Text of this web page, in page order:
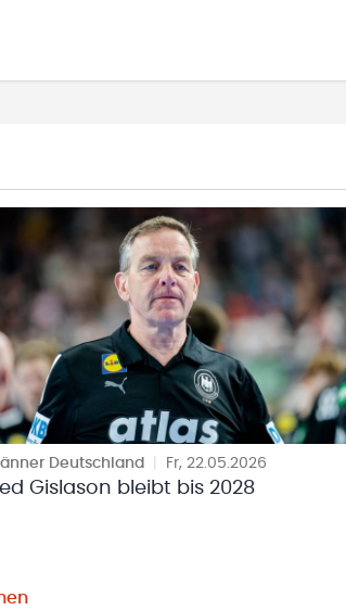
Deutschland Fr, 22.05.2026
Gislason bleibt bis 2028